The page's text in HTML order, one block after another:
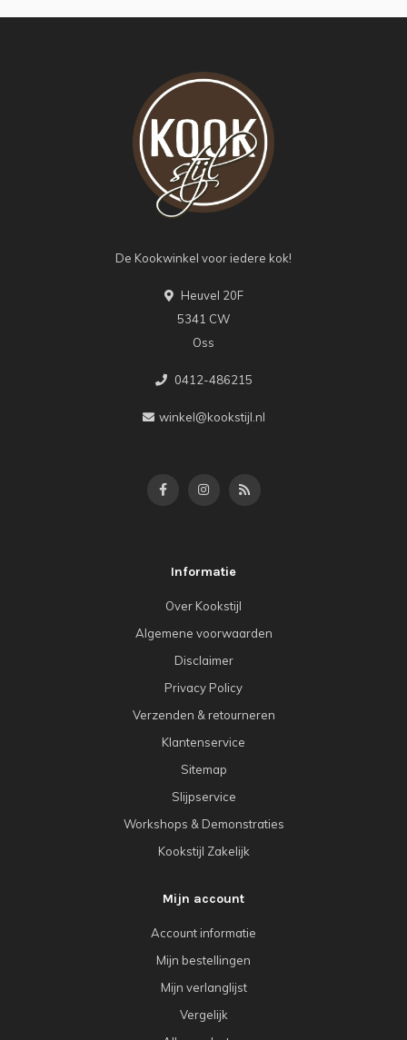
De Kookwinkel voor iedere kok!
Heuvel 20F
5341 CW
Oss
0412-486215
winkel@kookstijl.nl
Informatie
Over Kookstijl
Algemene voorwaarden
Disclaimer
Privacy Policy
Verzenden & retourneren
Klantenservice
Sitemap
Slijpservice
Workshops & Demonstraties
Kookstijl Zakelijk
Mijn account
Account informatie
Mijn bestellingen
Mijn verlanglijst
Vergelijk